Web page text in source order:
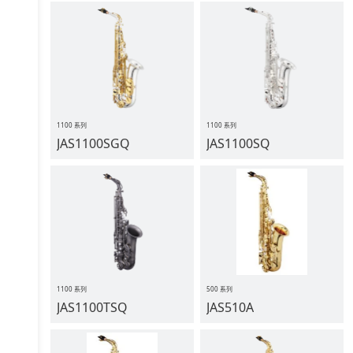
1100 系列
JAS1100SGQ
1100 系列
JAS1100SQ
1100 系列
JAS1100TSQ
500 系列
JAS510A